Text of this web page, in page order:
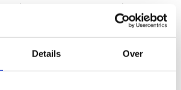
Details Over
de provincie Antwerpen, de
het Agentschap voor Natuur en Bos en
is het allereerste Multimovepad in
is gezond … en al zeker in de